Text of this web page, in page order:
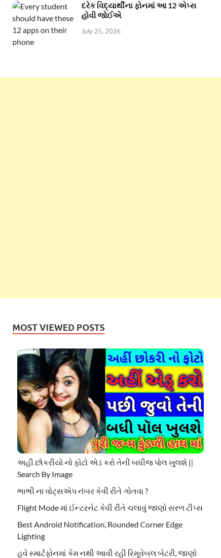
દરેક વિદ્યાર્થીના ફોનમાં આ 12 એપ્સ
હોવી જોઈએ
July 25, 2026
MOST VIEWED POSTS
અહી છોકરીયો નો ફોટો એડ કરો તેની બધીજ પોલ ખુલશે ||
Search By Image
ભાભી ના વોટ્સએપ નંબર કેવી રીતે ગોતવા ?
Flight Mode માં ઈન્ટરનેટ કેવી રીતે ચલાવું જાણો સરળ ટીપ્સ
Best Android Notification, Rounded Corner Edge
Lighting
હવે સ્માર્ટફોનમાં કેમ નથી આવી રહી રિમૂવેબલ બેટરી, જાણો